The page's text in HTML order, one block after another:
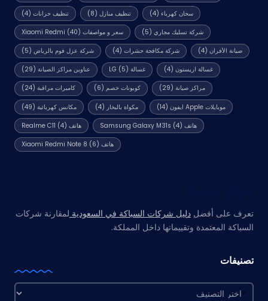
تنظيف خزانات(4) تنظيف منازل (8) سخان كهرباء (4)
سعر و مواصفات Xiaomi Redmi (40) شركة تسليك مجاري (5)
شركة عزل فوم بالرياض(5) شركة مكافحة حشرات (4) صيانة الأفران (4)
عناوين مراكز الصيانة(29) غسالة LG (5) غسالة اريستون (4)
كاميرات مراقبة(24) كوبونات خصم (6) مراكز صيانة (29)
مكانس كهربائية(49) مكواة بالبخار (4) موبايلات Apple ايفون (14)
هاتف Realme C11 (4) هاتف Samsung Galaxy M31s (4)
هاتف Xiaomi Redmi Note 8 (6)
تعرف على أفضل دليل شركات السباكة في السعودية لمقارنة شركات
السباكة المعتمدة وتقييماتها داخل المملكة.
تصنيفات
تصنيفات